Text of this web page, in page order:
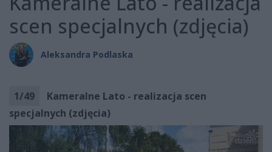
scen specjalnych (zdjęcia)
Aleksandra Podlaska
1/49
Kameralne Lato - realizacja scen
specjalnych (zdjęcia)